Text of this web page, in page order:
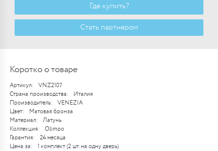
Где купить?
Стать партнером
Коротко о товаре
Артикул:
VNZ2107
Страна производства:
Италия
Производитель:
VENEZIA
Цвет:
Матовая бронза
Материал:
Латунь
Коллекция:
Olimpo
Гарантия:
24 месяца
Цена за:
1 комплект (2 шт. на одну дверь)